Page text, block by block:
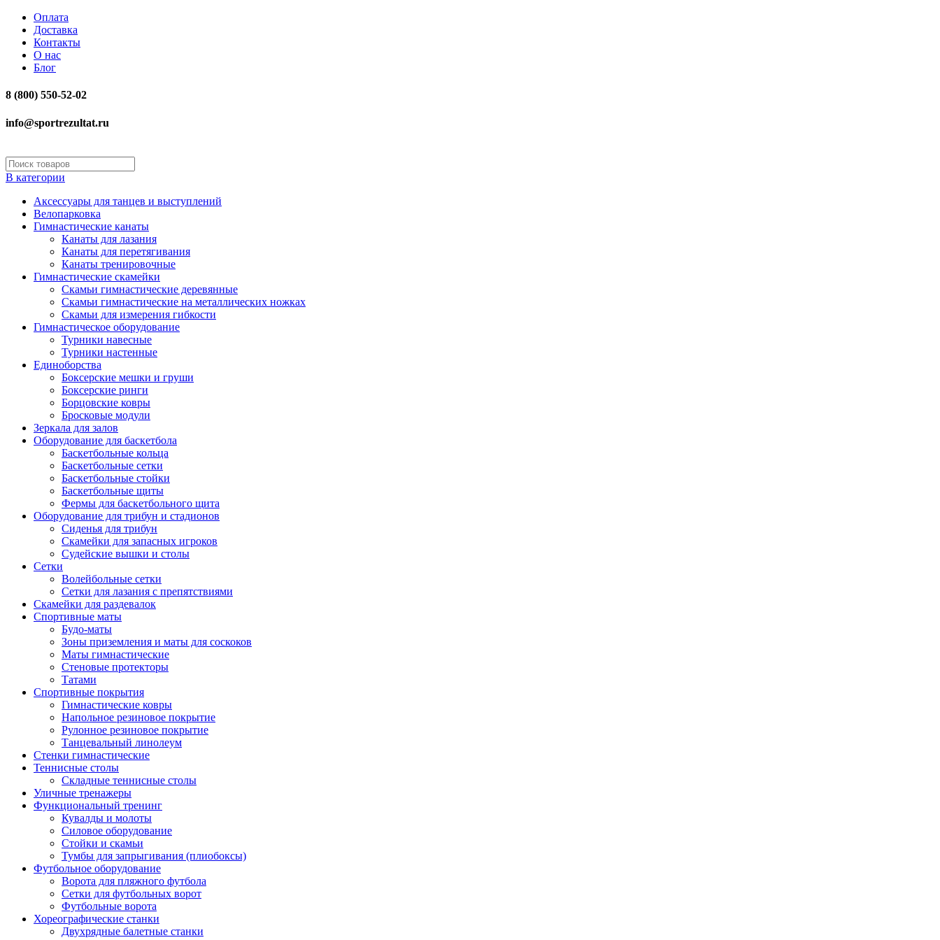
Оплата
Доставка
Контакты
О нас
Блог
8 (800) 550-52-02
info@sportrezultat.ru
В категории
Аксессуары для танцев и выступлений
Велопарковка
Гимнастические канаты
Канаты для лазания
Канаты для перетягивания
Канаты тренировочные
Гимнастические скамейки
Скамьи гимнастические деревянные
Скамьи гимнастические на металлических ножках
Скамьи для измерения гибкости
Гимнастическое оборудование
Турники навесные
Турники настенные
Единоборства
Боксерские мешки и груши
Боксерские ринги
Борцовские ковры
Бросковые модули
Зеркала для залов
Оборудование для баскетбола
Баскетбольные кольца
Баскетбольные сетки
Баскетбольные стойки
Баскетбольные щиты
Фермы для баскетбольного щита
Оборудование для трибун и стадионов
Сиденья для трибун
Скамейки для запасных игроков
Судейские вышки и столы
Сетки
Волейбольные сетки
Сетки для лазания с препятствиями
Скамейки для раздевалок
Спортивные маты
Будо-маты
Зоны приземления и маты для соскоков
Маты гимнастические
Стеновые протекторы
Татами
Спортивные покрытия
Гимнастические ковры
Напольное резиновое покрытие
Рулонное резиновое покрытие
Танцевальный линолеум
Стенки гимнастические
Теннисные столы
Складные теннисные столы
Уличные тренажеры
Функциональный тренинг
Кувалды и молоты
Силовое оборудование
Стойки и скамьи
Тумбы для запрыгивания (плиобоксы)
Футбольное оборудование
Ворота для пляжного футбола
Сетки для футбольных ворот
Футбольные ворота
Хореографические станки
Двухрядные балетные станки